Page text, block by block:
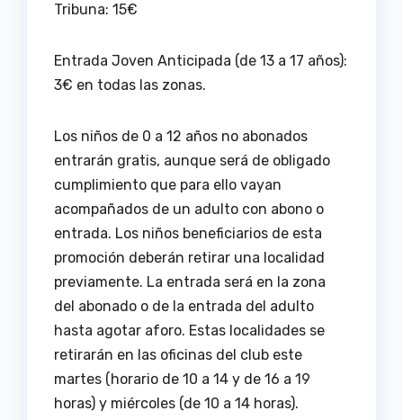
Tribuna: 15€
Entrada Joven Anticipada (de 13 a 17 años):
3€ en todas las zonas.
Los niños de 0 a 12 años no abonados
entrarán gratis, aunque será de obligado
cumplimiento que para ello vayan
acompañados de un adulto con abono o
entrada. Los niños beneficiarios de esta
promoción deberán retirar una localidad
previamente. La entrada será en la zona
del abonado o de la entrada del adulto
hasta agotar aforo. Estas localidades se
retirarán en las oficinas del club este
martes (horario de 10 a 14 y de 16 a 19
horas) y miércoles (de 10 a 14 horas).